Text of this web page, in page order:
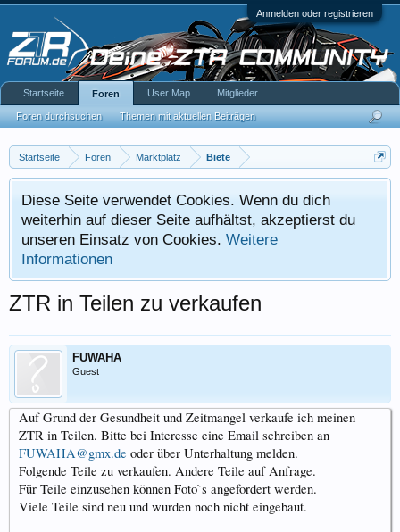
Anmelden oder registrieren
Startseite Foren Marktplatz Biete
Diese Seite verwendet Cookies. Wenn du dich
weiterhin auf dieser Seite aufhältst, akzeptierst du
unseren Einsatz von Cookies. Weitere
Informationen
ZTR in Teilen zu verkaufen
FUWAHA
Guest
Auf Grund der Gesundheit und Zeitmangel verkaufe ich meinen
ZTR in Teilen. Bitte bei Interesse eine Email schreiben an
FUWAHA@gmx.de oder über Unterhaltung melden.
Folgende Teile zu verkaufen. Andere Teile auf Anfrage.
Für Teile einzusehen können Foto`s angefordert werden.
Viele Teile sind neu und wurden noch nicht eingebaut.
Startseite Foren
Foren durchsuchen Themen mit aktuellen Beiträgen
User Map Mitglieder